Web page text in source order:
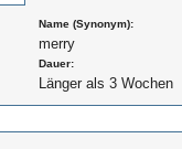
Name (Synonym):
merry
Dauer:
Länger als 3 Wochen